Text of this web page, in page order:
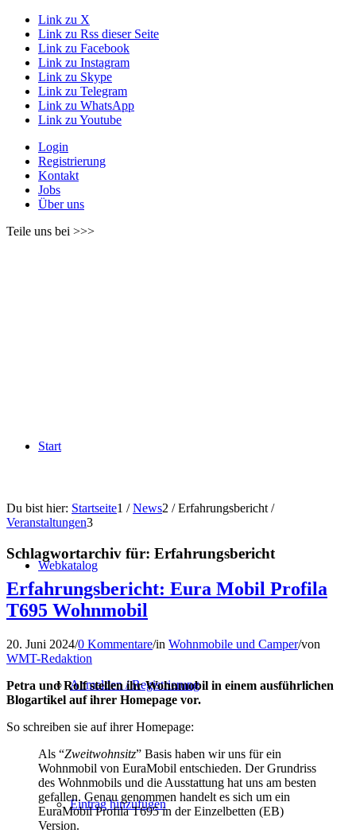
Link zu X
Link zu Rss dieser Seite
Link zu Facebook
Link zu Instagram
Link zu Skype
Link zu Telegram
Link zu WhatsApp
Link zu Youtube
Login
Registrierung
Kontakt
Jobs
Über uns
Teile uns bei >>>
Start
Webkatalog
Anmelden / Registrierung
Eintrag hinzufügen
Du bist hier: Startseite1 / News2 / Erfahrungsbericht /
Veranstaltungen3
Schlagwortarchiv für: Erfahrungsbericht
Erfahrungsbericht: Eura Mobil Profila
T695 Wohnmobil
20. Juni 2024/0 Kommentare/in Wohnmobile und Camper/von
WMT-Redaktion
Petra und Rolf stellen ihr Wohnmobil in einem ausführlichen
Blogartikel auf ihrer Homepage vor.
So schreiben sie auf ihrer Homepage:
Als “Zweitwohnsitz” Basis haben wir uns für ein
Wohnmobil von EuraMobil entschieden. Der Grundriss
des Wohnmobils und die Ausstattung hat uns am besten
gefallen. Genau genommen handelt es sich um ein
EuraMobil Profila T695 in der Einzelbetten (EB)
Version.